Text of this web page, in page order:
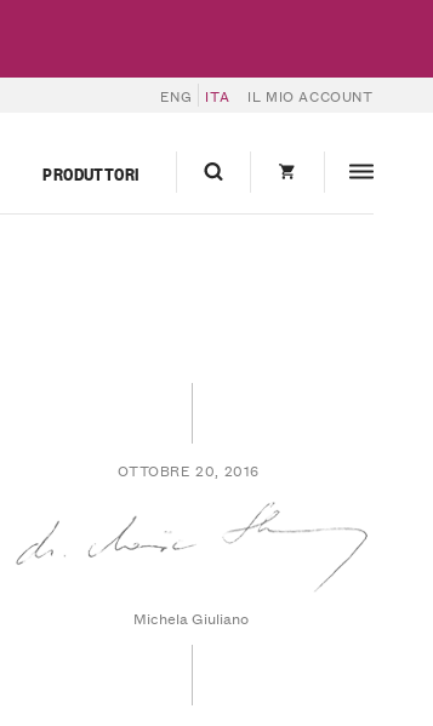
ENG ITA IL MIO ACCOUNT
PRODUTTORI
OTTOBRE 20, 2016
Michela Giuliano